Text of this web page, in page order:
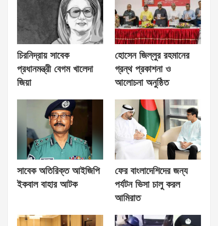
চিরনিদ্রায় সাবেক
প্রধানমন্ত্রী বেগম খালেদা
জিয়া
হোসেন জিল্লুর রহমানের
গ্রন্থ প্রকাশনা ও
আলোচনা অনুষ্ঠিত
সাবেক অতিরিক্ত আইজিপি
ইকবাল বাহার আটক
ফের বাংলাদেশিদের জন্য
পর্যটন ভিসা চালু করল
আমিরাত